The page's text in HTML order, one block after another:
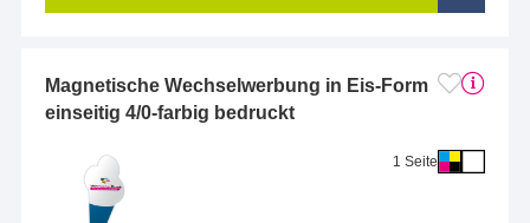
Magnetische Wechselwerbung in Eis-Form
einseitig 4/0-farbig bedruckt
1 Seite